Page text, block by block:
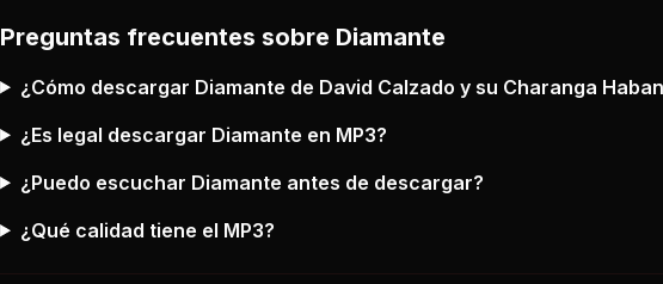
Preguntas frecuentes sobre Diamante
¿Cómo descargar Diamante de David Calzado y su Charanga
¿Es legal descargar Diamante en MP3?
¿Puedo escuchar Diamante antes de descargar?
¿Qué calidad tiene el MP3?